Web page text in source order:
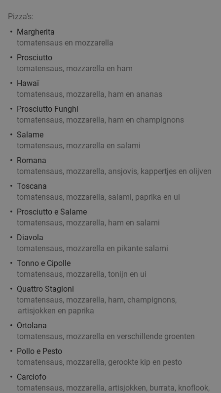
Pizza's:
Margherita
tomatensaus en mozzarella
Prosciutto
tomatensaus, mozzarella en ham
Hawaï
tomatensaus, mozzarella, ham en ananas
Prosciutto Funghi
tomatensaus, mozzarella, ham en champignons
Salame
tomatensaus, mozzarella en salami
Romana
tomatensaus, mozzarella, ansjovis, kappertjes en olijven
Toscana
tomatensaus, mozzarella, salami, paprika en ui
Prosciutto e Salame
tomatensaus, mozzarella, ham en salami
Diavola
tomatensaus, mozzarella en pikante salami
Tonno e Cipolle
tomatensaus, mozzarella, tonijn en ui
Quattro Stagioni
tomatensaus, mozzarella, ham, champignons,
artisjokken en paprika
Ortolana
tomatensaus, mozzarella en verschillende groenten
Pollo e Pesto
tomatensaus, mozzarella, gerookte kip en pesto
Carciofo
tomatensaus, mozzarella, artisjokken, burrata, knoflook,